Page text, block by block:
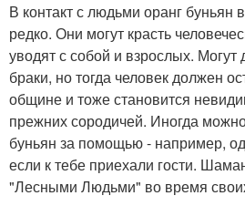
В контакт с людьми оранг буньян
редко. Они могут красть
уводят с собой и взрослых. Могут
браки, но тогда человек должен
общине и тоже становится
прежних сородичей. Иногда
буньян за помощью - например,
если к тебе приехали гости.
"Лесными Людьми" во время